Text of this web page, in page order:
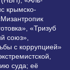
крымско-
«Тризуб
союз»,
с коррупцией»
суда; её